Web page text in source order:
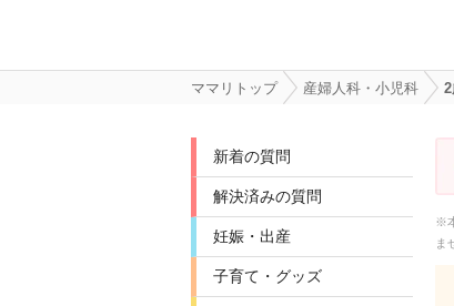
ママリトップ 産婦人科・小児科
新着の質問
解決済みの質問
妊娠・出産
子育て・グッズ
※
ま